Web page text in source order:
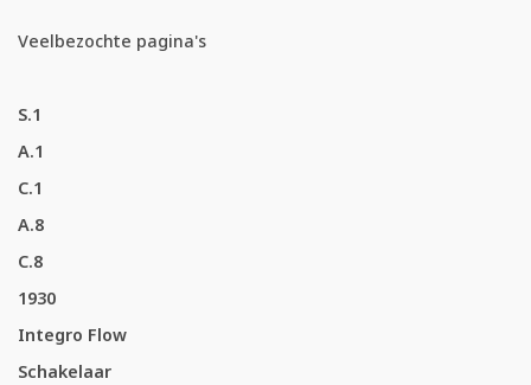
Veelbezochte pagina's
S.1
A.1
C.1
A.8
C.8
1930
Integro Flow
Schakelaar